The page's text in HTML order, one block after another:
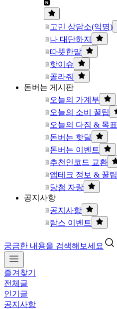
고민 상담소(익명)
나 대단하지
따뜻한말
핫이슈
골라줘
돈버는 게시판
오늘의 가계부
오늘의 소비 꿀팁
오늘의 다짐 & 목표
돈버는 핫딜
돈버는 이벤트
추천인코드 교환
앱테크 정보 & 꿀팁
당첨 자랑
공지사항
공지사항
탐스 이벤트
궁금한 내용을 검색해보세요
즐겨찾기
전체글
인기글
공지사항